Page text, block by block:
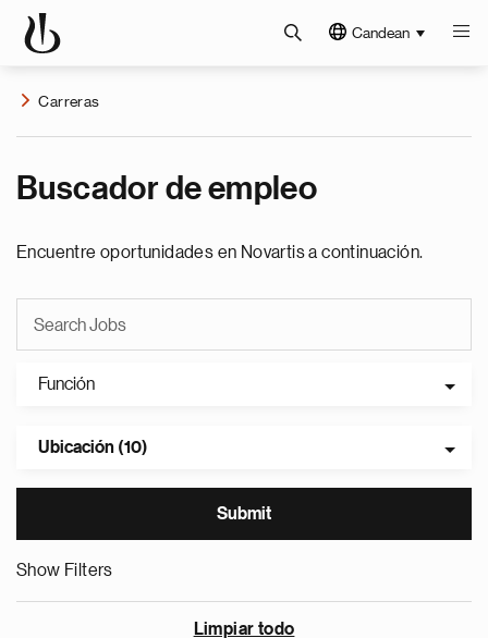
Candean
Carreras
Buscador de empleo
Encuentre oportunidades en Novartis a continuación.
Función
Ubicación (10)
Show Filters
Limpiar todo